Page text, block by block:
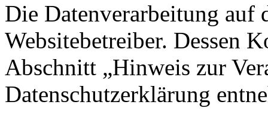
Die Datenverarbeitung auf
Websitebetreiber. Dessen
Abschnitt „Hinweis zur
Datenschutzerklärung